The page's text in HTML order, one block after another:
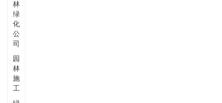
林
绿
化
公
司
园
林
施
工